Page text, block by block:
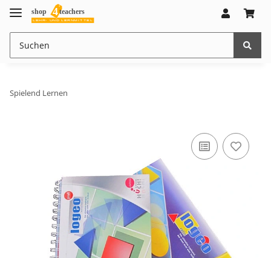
Spielend Lernen